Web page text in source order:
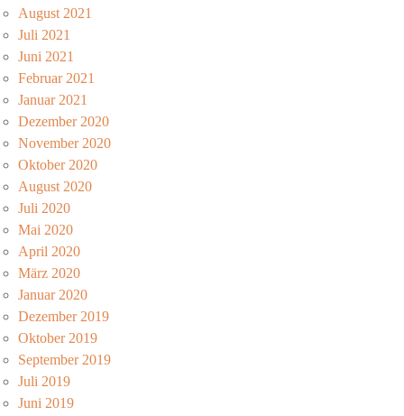
August 2021
Juli 2021
Juni 2021
Februar 2021
Januar 2021
Dezember 2020
November 2020
Oktober 2020
August 2020
Juli 2020
Mai 2020
April 2020
März 2020
Januar 2020
Dezember 2019
Oktober 2019
September 2019
Juli 2019
Juni 2019